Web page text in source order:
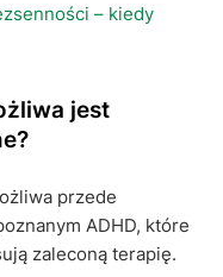
– kiedy
jest
przede
ADHD, które
zaleconą terapię.